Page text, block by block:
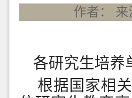
作者：
各研究生培养
根据国家相